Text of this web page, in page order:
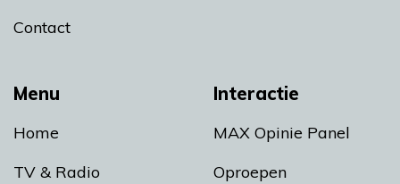
Menu
Home
TV & Radio
Interactie
MAX Opinie Panel
Oproepen
Contact